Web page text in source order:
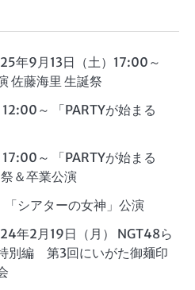
年9月13日（土）17:00～
佐藤海里 生誕祭
～ 「PARTYが始まる
～ 「PARTYが始まる
＆卒業公演
シアターの女神」公演
年2月19日（月） NGT48ら
別編 第3回にいがた御麺印